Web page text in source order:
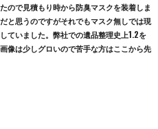
ので見積もり時から防臭マスクを装着しま
と思うのですがそれでもマスク無しでは現
ていました。弊社での遺品整理史上1.2を
像は少しグロいので苦手な方はここから先